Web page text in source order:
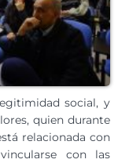
social, y
quien durante
relacionada con
con las